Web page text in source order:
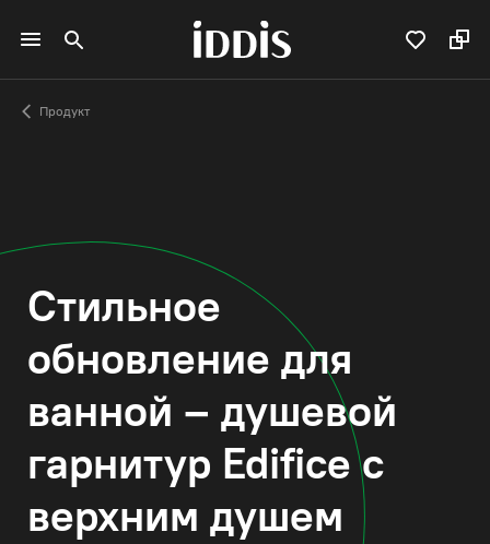
Продукт
Стильное
обновление для
ванной – душевой
гарнитур Edifice с
верхним душем